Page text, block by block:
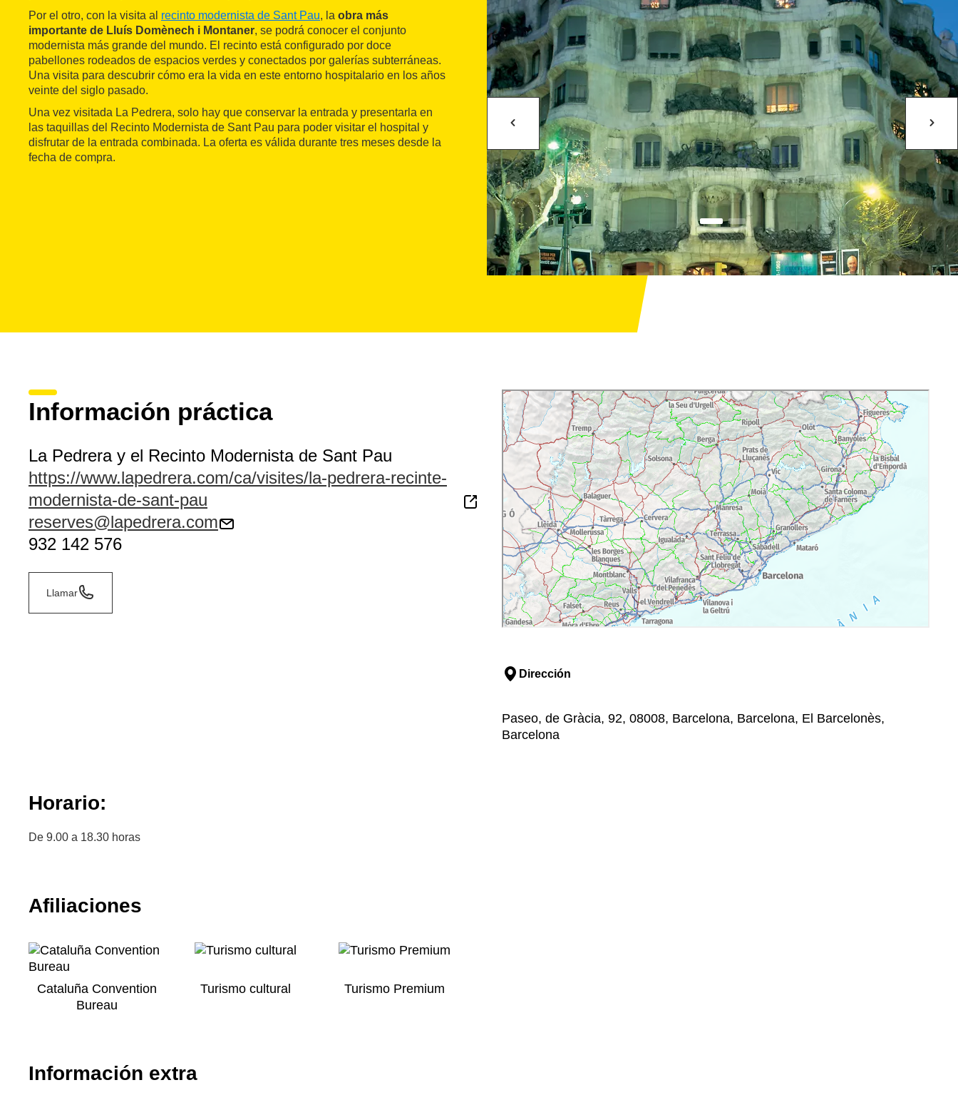
Por el otro, con la visita al recinto modernista de Sant Pau, la obra más
importante de Lluís Domènech i Montaner, se podrá conocer el conjunto
modernista más grande del mundo. El recinto está configurado por doce
pabellones rodeados de espacios verdes y conectados por galerías subterráneas.
Una visita para descubrir cómo era la vida en este entorno hospitalario en los años
veinte del siglo pasado.
Una vez visitada La Pedrera, solo hay que conservar la entrada y presentarla en
las taquillas del Recinto Modernista de Sant Pau para poder visitar el hospital y
disfrutar de la entrada combinada. La oferta es válida durante tres meses desde la
fecha de compra.
Información práctica
La Pedrera y el Recinto Modernista de Sant Pau
https://www.lapedrera.com/ca/visites/la-pedrera-recinte-
modernista-de-sant-pau
reserves@lapedrera.com
932 142 576
Llamar
Dirección
Paseo, de Gràcia, 92, 08008, Barcelona, Barcelona, El Barcelonès,
Barcelona
Horario:
De 9.00 a 18.30 horas
Afiliaciones
Cataluña Convention
Bureau
Turismo cultural Turismo Premium
Información extra